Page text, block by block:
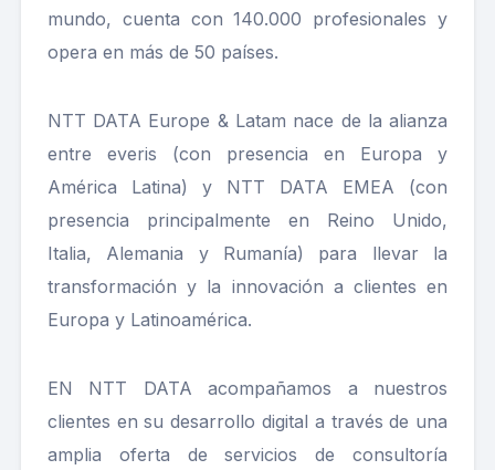
mundo, cuenta con 140.000 profesionales y
opera en más de 50 países.
NTT DATA Europe & Latam nace de la alianza
entre everis (con presencia en Europa y
América Latina) y NTT DATA EMEA (con
presencia principalmente en Reino Unido,
Italia, Alemania y Rumanía) para llevar la
transformación y la innovación a clientes en
Europa y Latinoamérica.
EN NTT DATA acompañamos a nuestros
clientes en su desarrollo digital a través de una
amplia oferta de servicios de consultoría